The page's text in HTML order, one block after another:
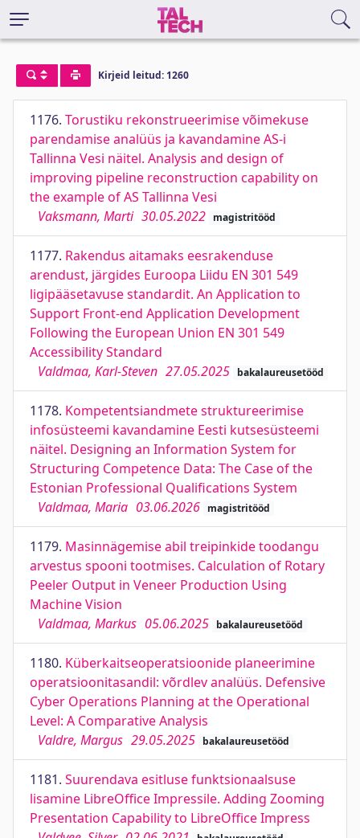
Kirjeid leitud: 1260
1176. Torustiku rekonstrueerimise võimekuse
parendamise analüüs ja kavandamine AS-i
Tallinna Vesi näitel. Analysis and design of
improving pipeline reconstruction capability on
the example of AS Tallinna Vesi
Vaksmann, Marti 30.05.2022 magistritööd
1177. Rakendus aitamaks eesrakenduse
arendust, järgides Euroopa Liidu EN 301 549
ligipääsetavuse standardit. An Application to
Support Front-end Application Development
Following the European Union EN 301 549
Accessibility Standard
Valdmaa, Karl-Steven 27.05.2025 bakalaureusetööd
1178. Kompetentsiandmete struktureerimise
infosüsteemi kavandamine Eesti kutsesüsteemi
näitel. Designing an Information System for
Structuring Competence Data: The Case of the
Estonian Professional Qualifications System
Valdmaa, Maria 03.06.2026 magistritööd
1179. Masinnägemise abil treipinkide toodangu
arvestus spooni tootmises. Calculation of Rotary
Peeler Output in Veneer Production Using
Machine Vision
Valdmaa, Markus 05.06.2025 bakalaureusetööd
1180. Küberkaitseoperatsioonide planeerimine
operatsioonitasandil: võrdlev analüüs. Defensive
Cyber Operations Planning at the Operational
Level: A Comparative Analysis
Valdre, Margus 29.05.2025 bakalaureusetööd
1181. Suurendava esitluse funktsionaalsuse
lisamine LibreOffice Impressile. Adding Zooming
Presentation Capability to LibreOffice Impress